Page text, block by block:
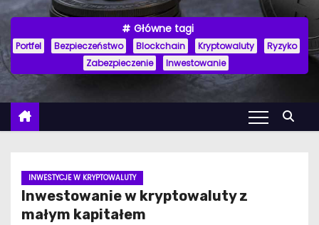
ź
o
t
ś
Główne tagi
Portfel Bezpieczeństwo Blockchain Kryptowaluty
Ryzyko
Zabezpieczenie
Inwestowanie
INWESTYCJE W KRYPTOWALUTY
Inwestowanie w kryptowaluty z
małym kapitałem